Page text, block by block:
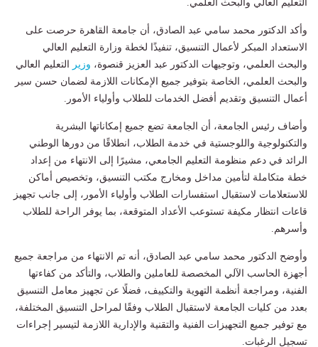
التعليم العالي والبحث العلمي.
وأكد الدكتور محمد سامي عبد الصادق، أن جامعة القاهرة حرصت على
الاستعداد المبكر لأعمال التنسيق، تنفيذًا لخطة وزارة التعليم العالي
والبحث العلمي، وتوجيهات الدكتور عبد العزيز قنصوة، وزير
التعليم العالي
والبحث العلمي، الخاصة بتوفير جميع الإمكانات اللازمة لضمان حسن سير
أعمال التنسيق وتقديم أفضل الخدمات للطلاب وأولياء الأمور.
وأضاف رئيس الجامعة، أن الجامعة تضع جميع إمكاناتها البشرية
والتكنولوجية واللوجستية في خدمة الطلاب، انطلاقًا من دورها الوطني
الرائد في دعم منظومة التعليم الجامعي، مشيرًا إلى الانتهاء من إعداد
خطة متكاملة لتأمين مداخل ومخارج مكتب التنسيق، وتخصيص أماكن
للاستعلامات لاستقبال استفسارات الطلاب وأولياء الأمور، إلى جانب تجهيز
قاعات انتظار مكيفة تستوعب الأعداد المتوقعة، بما يوفر الراحة للطلاب
وأسرهم.
وأوضح الدكتور محمد سامي عبد الصادق، أنه تم الانتهاء من مراجعة جميع
أجهزة الحاسب الآلي المخصصة للعاملين والطلاب، والتأكد من كفاءتها
الفنية، ومراجعة أنظمة التهوية والتكييف، فضلًا عن تجهيز معامل التنسيق
بعدد من كليات الجامعة لاستقبال الطلاب وفقًا لمراحل التنسيق المختلفة،
مع توفير جميع التجهيزات الفنية والتقنية والإدارية اللازمة لتيسير إجراءات
تسجيل الرغبات.